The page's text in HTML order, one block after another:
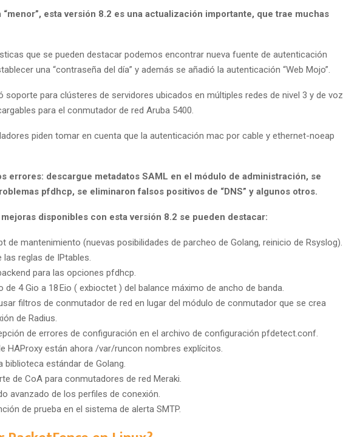
“menor”, esta versión 8.2 es una actualización importante, que trae muchas
que se pueden destacar podemos encontrar nueva fuente de autenticación
una “contraseña del día” y además se añadió la autenticación “Web Mojo”.
soporte para clústeres de servidores ubicados en múltiples redes de nivel 3 y de voz
para el conmutador de red Aruba 5400.
piden tomar en cuenta que la autenticación mac por cable y ethernet-noeap
errores: descargue metadatos SAML en el módulo de administración, se
pfdhcp, se eliminaron falsos positivos de “DNS” y algunos otros.
disponibles con esta versión 8.2 se pueden destacar:
de mantenimiento (nuevas posibilidades de parcheo de Golang, reinicio de Rsyslog).
las reglas de IPtables.
para las opciones pfdhcp.
de 4 Gio a 18 Eio ( exbioctet ) del balance máximo de ancho de banda.
filtros de conmutador de red en lugar del módulo de conmutador que se crea
de Radius.
de errores de configuración en el archivo de configuración pfdetect.conf.
HAProxy están ahora /var/runcon nombres explícitos.
biblioteca estándar de Golang.
de CoA para conmutadores de red Meraki.
avanzado de los perfiles de conexión.
de prueba en el sistema de alerta SMTP.